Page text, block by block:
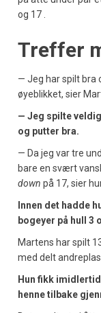
og 17 .
Treffer
— Jeg har spilt bra
øyeblikket, sier
— Jeg spilte
og putter bra.
— Da jeg var tre
bare en svært
down på 17, sier
Innen det hadde
bogeyer på hull 3
Martens har spilt
med delt
Hun fikk
henne tilbake